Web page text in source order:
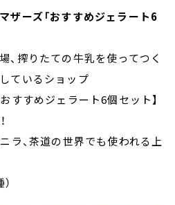
ーズ「おすすめジェラート6
、搾りたての牛乳を使ってつく
ているショップ
すすめジェラート6個セット】
ラ、茶道の世界でも使われる上